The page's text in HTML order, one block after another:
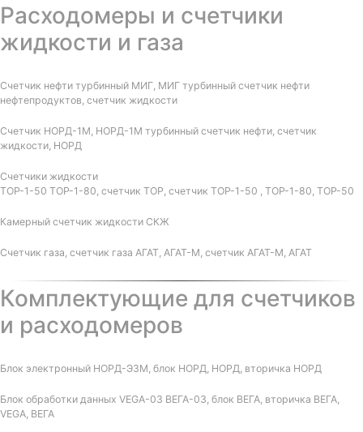
Расходомеры и счетчики
жидкости и газа
Счетчик нефти турбинный МИГ, МИГ турбинный счетчик нефти
нефтепродуктов, счетчик жидкости
Счетчик НОРД-1М, НОРД-1М турбинный счетчик нефти, счетчик
жидкости, НОРД
Счетчики жидкости
ТОР-1-50 ТОР-1-80, счетчик ТОР, счетчик ТОР-1-50 , ТОР-1-80, ТОР-50
Камерный счетчик жидкости СКЖ
Счетчик газа, счетчик газа АГАТ, АГАТ-М, счетчик АГАТ-М, АГАТ
Комплектующие для счетчиков
и расходомеров
Блок электронный НОРД-Э3М, блок НОРД, НОРД, вторичка НОРД
Блок обработки данных VEGA-03 ВЕГА-03, блок ВЕГА, вторичка ВЕГА,
VEGA, ВЕГА